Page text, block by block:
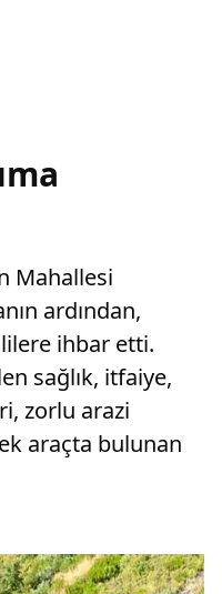
Mahallesi
ardından,
ihbar etti.
sağlık, itfaiye,
zorlu arazi
araçta bulunan